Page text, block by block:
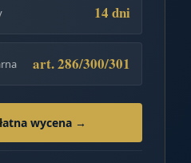
14 dni
art. 286/300/301
wycena →